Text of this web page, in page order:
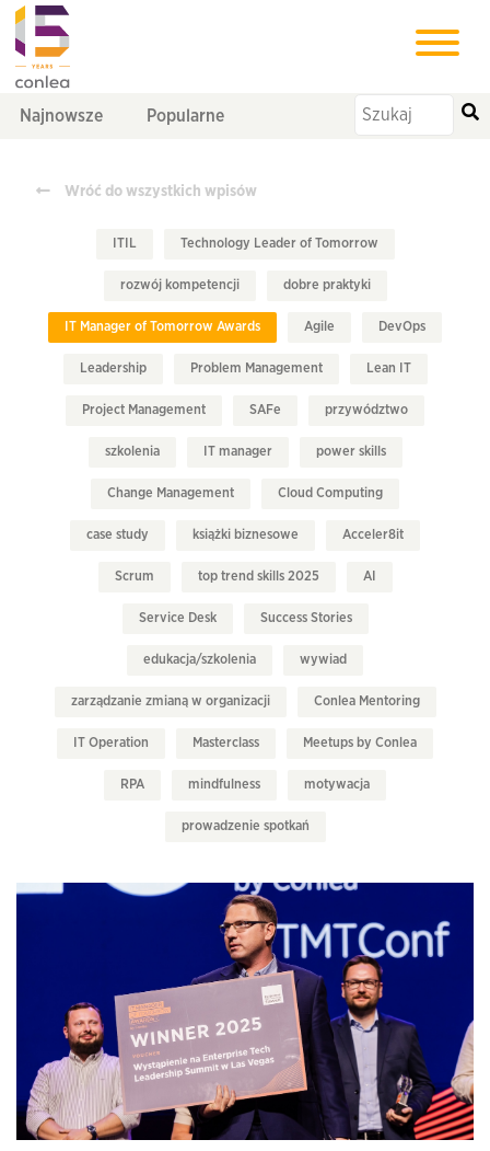
Najnowsze Popularne
Wróć do wszystkich wpisów
ITIL Technology Leader of Tomorrow
rozwój kompetencji dobre praktyki
IT Manager of Tomorrow Awards Agile DevOps
Leadership Problem Management Lean IT
Project Management SAFe przywództwo
szkolenia IT manager power skills
Change Management Cloud Computing
case study książki biznesowe Acceler8it
Scrum top trend skills 2025 AI
Service Desk Success Stories
edukacja/szkolenia wywiad
zarządzanie zmianą w organizacji Conlea Mentoring
IT Operation Masterclass Meetups by Conlea
RPA mindfulness motywacja
prowadzenie spotkań